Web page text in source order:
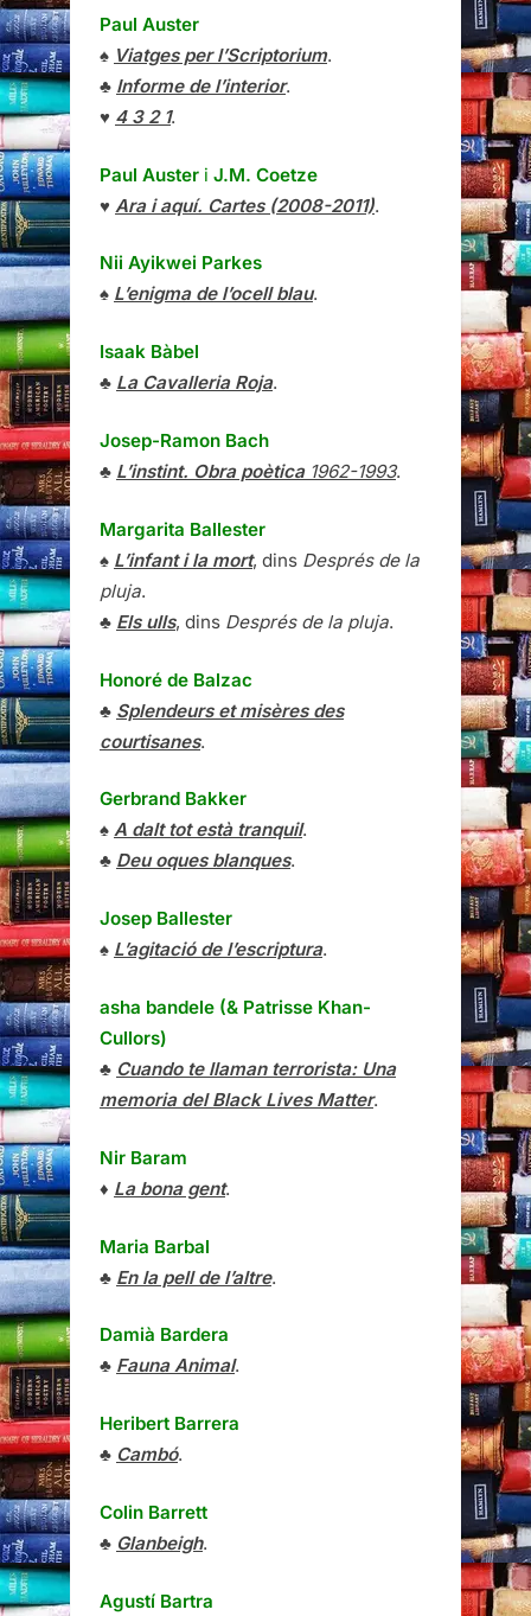
Paul Auster
♠ Viatges per l’Scriptorium.
♣ Informe de l’interior.
♥ 4 3 2 1.
Paul Auster i J.M. Coetze
♥ Ara i aquí. Cartes (2008-2011).
Nii Ayikwei Parkes
♠ L’enigma de l’ocell blau.
Isaak Bàbel
♣ La Cavalleria Roja.
Josep-Ramon Bach
♣ L’instint. Obra poètica1962-1993.
Margarita Ballester
♠ L’infant i la mort, dins Després de la
pluja.
♣ Els ulls, dins Després de la pluja.
Honoré de Balzac
♣ Splendeurs et misères des
courtisanes.
Gerbrand Bakker
♠ A dalt tot està tranquil.
♣ Deu oques blanques.
Josep Ballester
♠ L’agitació de l’escriptura.
asha bandele (& Patrisse Khan-
Cullors)
♣ Cuando te llaman terrorista: Una
memoria del Black Lives Matter.
Nir Baram
♦ La bona gent.
Maria Barbal
♣ En la pell de l’altre.
Damià Bardera
♣ Fauna Animal.
Heribert Barrera
♣ Cambó.
Colin Barrett
♣ Glanbeigh.
Agustí Bartra